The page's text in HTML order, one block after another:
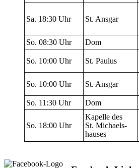
Sa. 18:30 Uhr St. Ansgar
So. 08:30 Uhr Dom
So. 10:00 Uhr St. Paulus
So. 10:00 Uhr St. Ansgar
So. 11:30 Uhr Dom
So. 18:00 Uhr
Kapelle des
St. Michaels-
hauses